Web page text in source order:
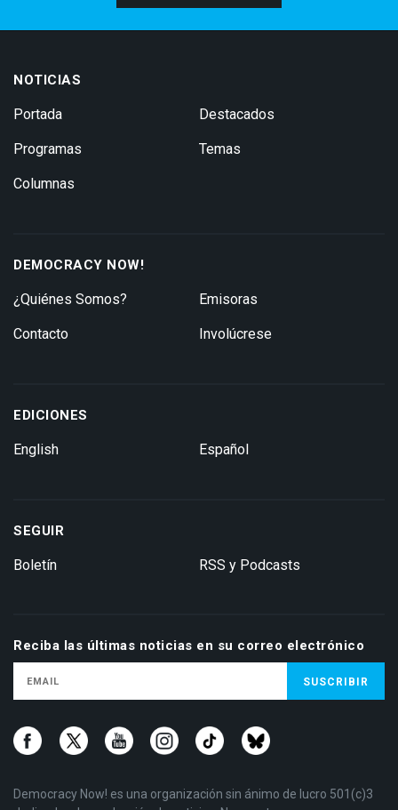
NOTICIAS
Portada
Programas
Columnas
Destacados
Temas
DEMOCRACY NOW!
¿Quiénes Somos?
Contacto
Emisoras
Involúcrese
EDICIONES
English Español
SEGUIR
Boletín RSS y Podcasts
Reciba las últimas noticias en su correo electrónico
Democracy Now! es una organización sin ánimo de lucro 501(c)3